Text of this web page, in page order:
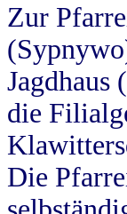
Zur
Jagdhaus
die
Die